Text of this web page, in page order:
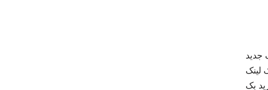
جدید
لینک
بک